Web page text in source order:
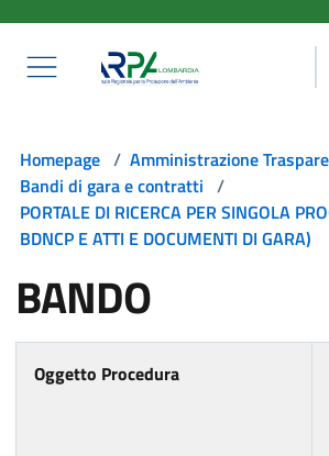
Homepage / Amministrazione
Bandi di gara e contratti /
PORTALE DI RICERCA PER SINGOLA
BDNCP E ATTI E DOCUMENTI DI GARA)
BANDO
Oggetto Procedura